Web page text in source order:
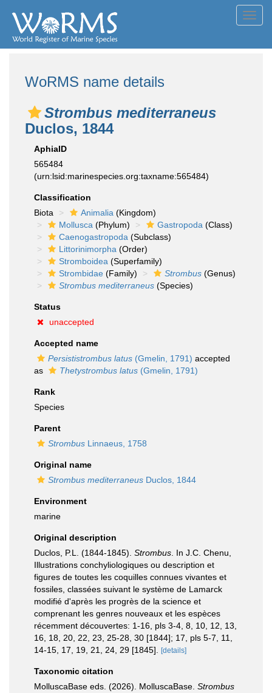
WoRMS name details
Strombus mediterraneus
Duclos, 1844
AphiaID
565484
(urn:lsid:marinespecies.org:taxname:565484)
Classification
Biota
Animalia (Kingdom)
Mollusca (Phylum) Gastropoda (Class)
Caenogastropoda (Subclass)
Littorinimorpha (Order)
Stromboidea (Superfamily)
Strombidae (Family) Strombus (Genus)
Strombus mediterraneus (Species)
Status
unaccepted
Accepted name
Persististrombus latus (Gmelin, 1791) accepted
as
Thetystrombus latus (Gmelin, 1791)
Rank
Species
Parent
Strombus Linnaeus, 1758
Original name
Strombus mediterraneus Duclos, 1844
Environment
marine
Original description
Duclos, P.L. (1844-1845). Strombus . In J.C. Chenu,
Illustrations conchyliologiques ou description et
figures de toutes les coquilles connues vivantes et
fossiles, classées suivant le système de Lamarck
modifié d'après les progrès de la science et
comprenant les genres nouveaux et les espèces
récemment découvertes: 1-16, pls 3-4, 8, 10, 12, 13,
16, 18, 20, 22, 23, 25-28, 30 [1844]; 17, pls 5-7, 11,
14-15, 17, 19, 21, 24, 29 [1845].
[details]
Taxonomic citation
MolluscaBase eds. (2026). MolluscaBase. Strombus